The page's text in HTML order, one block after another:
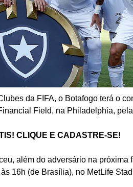
da FIFA, o Botafogo terá o
Field, na Philadelphia,
CLIQUE E CADASTRE-SE!
além do adversário na próxima
16h (de Brasília), no MetLife